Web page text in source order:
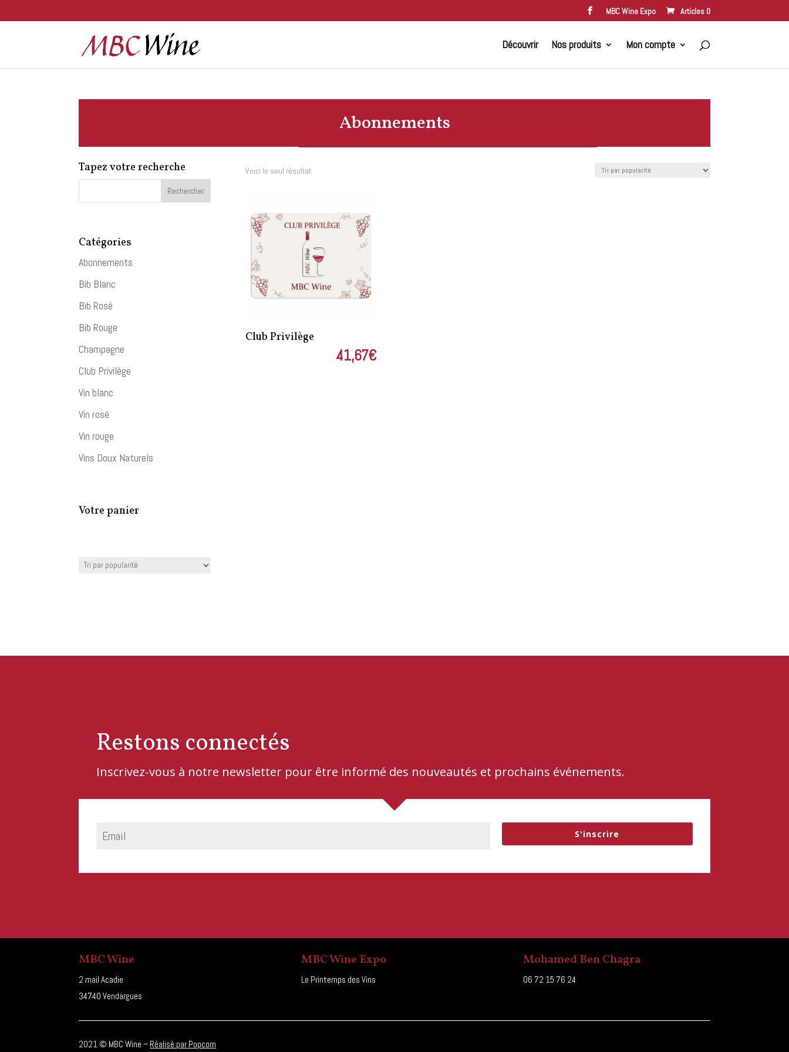
MBC Wine Expo Articles 0
Découvrir Nos produits Mon compte
Abonnements
Tapez votre recherche
Catégories
Abonnements
Bib Blanc
Bib Rosé
Bib Rouge
Champagne
Club Privilège
Vin blanc
Vin rosé
Vin rouge
Vins Doux Naturels
Votre panier
Voici le seul résultat
Club Privilège
41,67€
Restons connectés
Inscrivez-vous à notre newsletter pour être informé des nouveautés et prochains événements.
S'inscrire
MBC Wine
2 mail Acadie
34740 Vendargues
MBC Wine Expo
Le Printemps des Vins
Mohamed Ben Chagra
06 72 15 76 24
2021 © MBC Wine – Réalisé par Popcom